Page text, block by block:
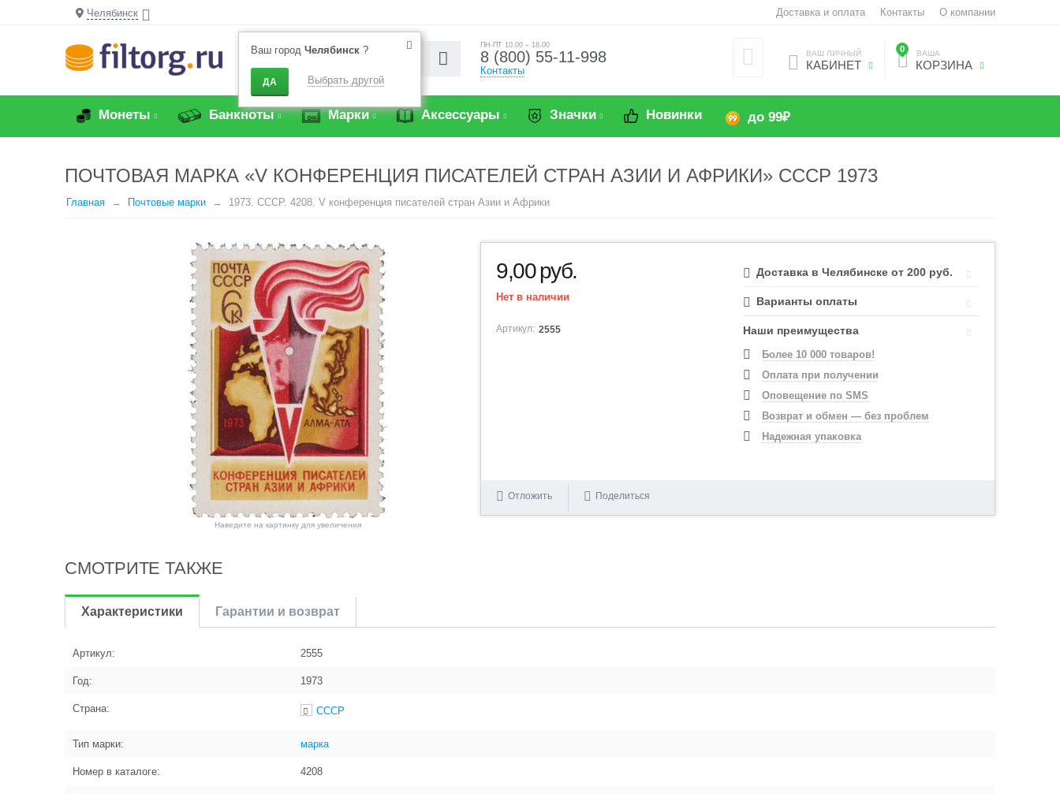
Челябинск
Ваш город Челябинск ?
ДА Выбрать другой
Доставка и оплата Контакты О компании
ПН-ПТ 10.00 – 18.00
8 (800) 55-11-998
Контакты
0 ВАША
КОРЗИНА
ВАШ ЛИЧНЫЙ
КАБИНЕТ
Монеты Банкноты Марки Аксессуары Значки Новинки до 99₽
ПОЧТОВАЯ МАРКА «V КОНФЕРЕНЦИЯ ПИСАТЕЛЕЙ СТРАН АЗИИ И АФРИКИ» СССР 1973
Главная Почтовые марки 1973. СССР. 4208. V конференция писателей стран Азии и Африки
Наведите на картинку для увеличения
9,00руб.
Нет в наличии
Артикул: 2555
Доставка в Челябинске от 200 руб.
Варианты оплаты
Наши преимущества
Более 10 000 товаров!
Оплата при получении
Оповещение по SMS
Возврат и обмен — без проблем
Надежная упаковка
Отложить Поделиться
СМОТРИТЕ ТАКЖЕ
Характеристики Гарантии и возврат
Артикул: 2555
Год: 1973
Страна: СССР
Тип марки: марка
Номер в каталоге: 4208